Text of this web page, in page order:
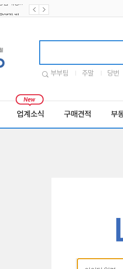
부부팀 주말 당번
업계소식 구매견적 부